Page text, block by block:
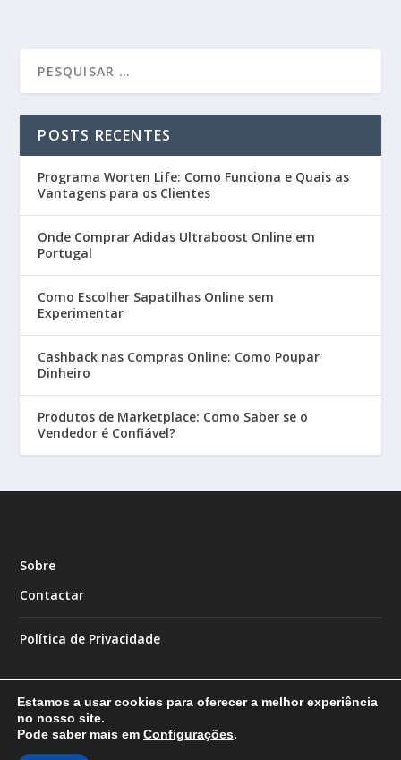
POSTS RECENTES
Programa Worten Life: Como Funciona e Quais as
Vantagens para os Clientes
Onde Comprar Adidas Ultraboost Online em
Portugal
Como Escolher Sapatilhas Online sem
Experimentar
Cashback nas Compras Online: Como Poupar
Dinheiro
Produtos de Marketplace: Como Saber se o
Vendedor é Confiável?
Sobre
Contactar
Política de Privacidade
Designed by
Estamos a usar cookies para oferecer a melhor experiência
no nosso site.
Pode saber mais em Configurações.